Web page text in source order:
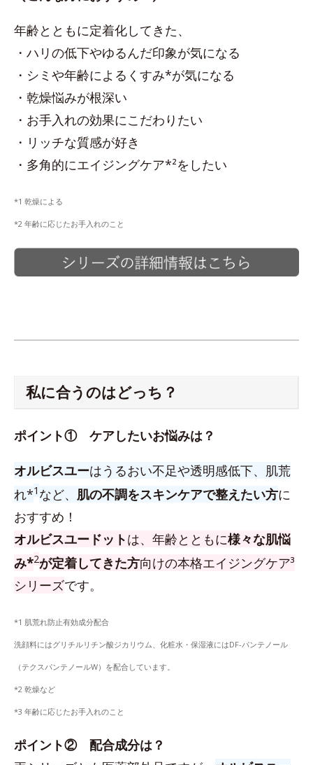
年齢とともに定着化してきた、
・ハリの低下やゆるんだ印象が気になる
・シミや年齢によるくすみ*が気になる
・乾燥悩みが根深い
・お手入れの効果にこだわりたい
・リッチな質感が好き
・多角的にエイジングケア*²をしたい
*1 乾燥による
*2 年齢に応じたお手入れのこと
私に合うのはどっち？
ポイント① ケアしたいお悩みは？
オルビスユーはうるおい不足や透明感低下、肌荒
れ*1 など、 肌の不調をスキンケアで整えたい方に
おすすめ！
オルビスユードットは、年齢とともに様々な肌悩
み*2が定着してきた方向けの本格エイジングケア³
シリーズです。
*1 肌荒れ防止有効成分配合
洗顔料にはグリチルリチン酸ジカリウム、化粧水・保湿液にはDF-パンテノール
（テクスパンテノールW）を配合しています。
*2 乾燥など
*3 年齢に応じたお手入れのこと
ポイント② 配合成分は？